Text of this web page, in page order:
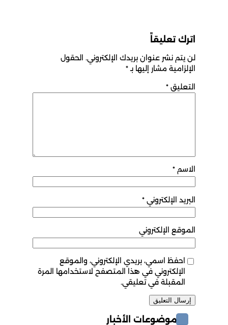
اترك تعليقاً
لن يتم نشر عنوان بريدك الإلكتروني. الحقول
الإلزامية مشار إليها بـ*
التعليق *
الاسم *
البريد الإلكتروني *
الموقع الإلكتروني
احفظ اسمي، بريدي الإلكتروني، والموقع
الإلكتروني في هذا المتصفح لاستخدامها المرة
المقبلة في تعليقي.
موضوعات الأخبار